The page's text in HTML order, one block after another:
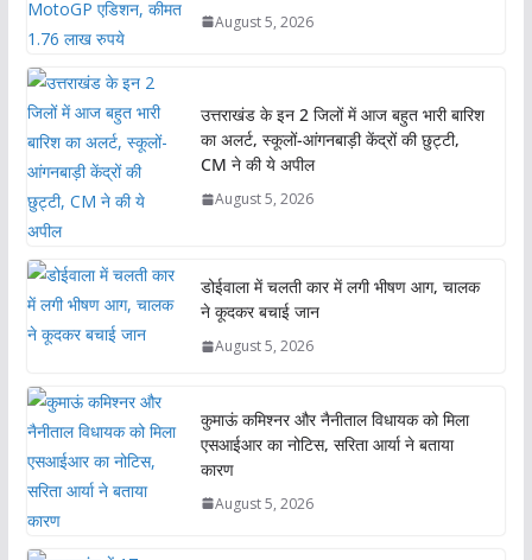
August 5, 2026
उत्तराखंड के इन 2 जिलों में आज बहुत भारी बारिश
का अलर्ट, स्कूलों-आंगनबाड़ी केंद्रों की छुट्टी,
CM ने की ये अपील
August 5, 2026
डोईवाला में चलती कार में लगी भीषण आग, चालक
ने कूदकर बचाई जान
August 5, 2026
कुमाऊं कमिश्नर और नैनीताल विधायक को मिला
एसआईआर का नोटिस, सरिता आर्या ने बताया
कारण
August 5, 2026